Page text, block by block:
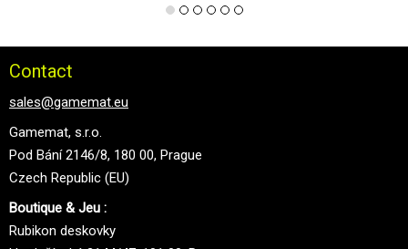
Contact
sales@gamemat.eu
Gamemat, s.r.o.
Pod Bání 2146/8, 180 00, Prague
Czech Republic (EU)
Boutique & Jeu :
Rubikon deskovky